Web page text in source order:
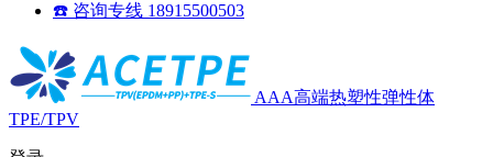
☎️ 咨询专线 18915500503
AAA高端热塑性弹性体
TPE/TPV